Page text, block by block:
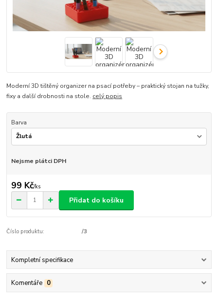
Moderní 3D tištěný organizer na psací potřeby – praktický stojan na tužky,
fixy a další drobnosti na stole. celý popis
Barva
Nejsme plátci DPH
99 Kč/ks
Přidat do košíku
Číslo produktu: /3
Kompletní specifikace
Komentáře 0